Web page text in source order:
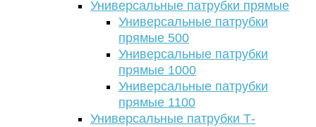
Универсальные патрубки прямые
Универсальные патрубки
прямые 500
Универсальные патрубки
прямые 1000
Универсальные патрубки
прямые 1100
Универсальные патрубки Т-